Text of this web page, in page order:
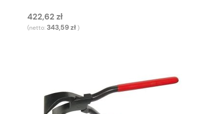
422,62 zł
(netto:343,59 zł )